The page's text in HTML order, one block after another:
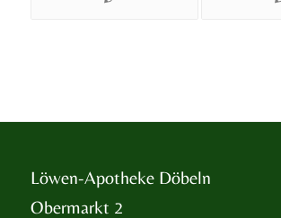
Löwen-Apotheke Döbeln
Obermarkt 2